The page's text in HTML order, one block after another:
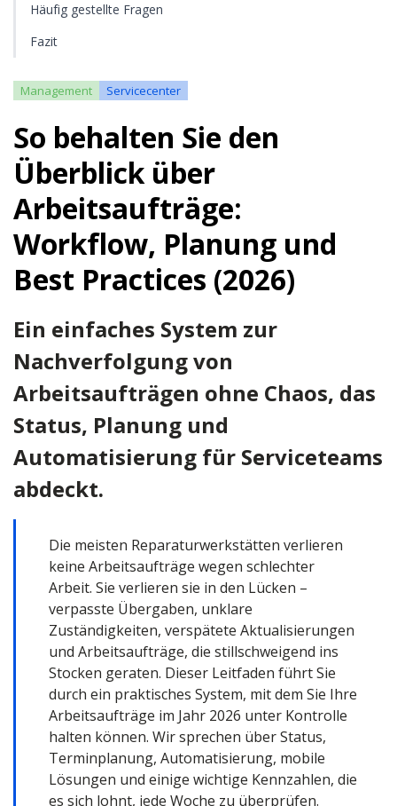
Häufig gestellte Fragen
Fazit
Management Servicecenter
So behalten Sie den
Überblick über
Arbeitsaufträge:
Workflow, Planung und
Best Practices (2026)
Ein einfaches System zur
Nachverfolgung von
Arbeitsaufträgen ohne Chaos, das
Status, Planung und
Automatisierung für Serviceteams
abdeckt.
Die meisten Reparaturwerkstätten verlieren
keine Arbeitsaufträge wegen schlechter
Arbeit. Sie verlieren sie in den Lücken –
verpasste Übergaben, unklare
Zuständigkeiten, verspätete Aktualisierungen
und Arbeitsaufträge, die stillschweigend ins
Stocken geraten. Dieser Leitfaden führt Sie
durch ein praktisches System, mit dem Sie Ihre
Arbeitsaufträge im Jahr 2026 unter Kontrolle
halten können. Wir sprechen über Status,
Terminplanung, Automatisierung, mobile
Lösungen und einige wichtige Kennzahlen, die
es sich lohnt, jede Woche zu überprüfen.